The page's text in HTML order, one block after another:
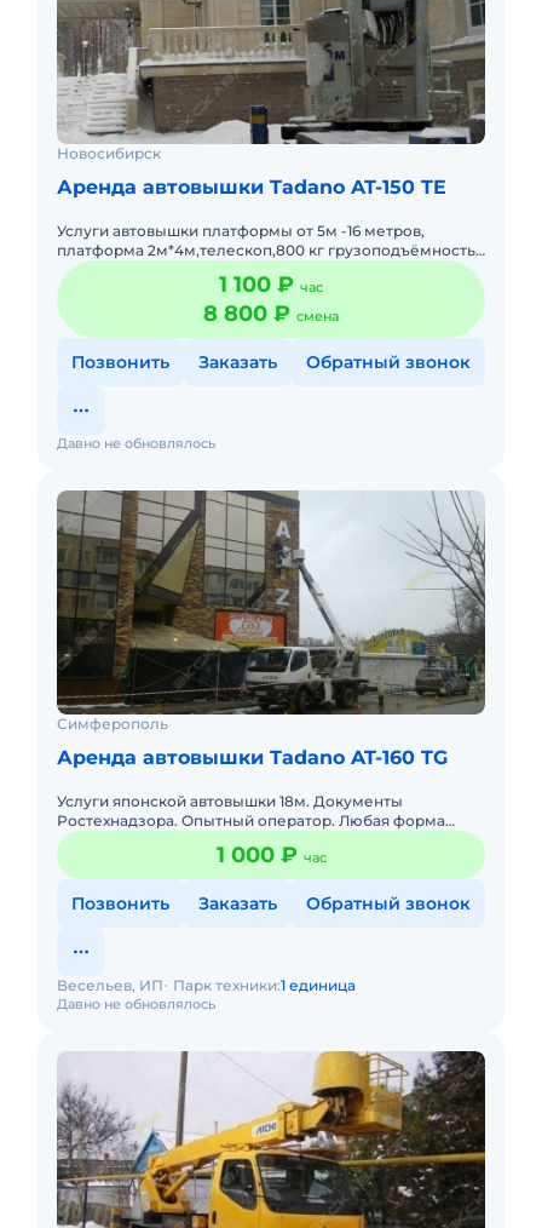
Новосибирск
Аренда автовышки Tadano AT-150 TE
Услуги автовышки платформы от 5м -16 метров,
платформа 2м*4м,телескоп,800 кг грузоподъёмность.
Оплата нал., безнал (предоплата, ндс). Расчет
стоимости и часовая
1 100 ₽ час
8 800 ₽ смена
Позвонить Заказать Обратный звонок
Давно не обновлялось
Симферополь
Аренда автовышки Tadano AT-160 TG
Услуги японской автовышки 18м. Документы
Ростехнадзора. Опытный оператор. Любая форма
оплаты. Местонахождение: СИМФЕРОПОЛЬ. Работа
по Крыму цена договорная.
1 000 ₽ час
Позвонить Заказать Обратный звонок
Давно не обновлялось
Весельев, ИП Парк техники:1 единица